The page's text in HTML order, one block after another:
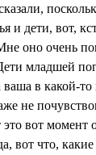
и дети, вот,
оно очень
младшей
ваша в какой-
не
вот момент
вот что,